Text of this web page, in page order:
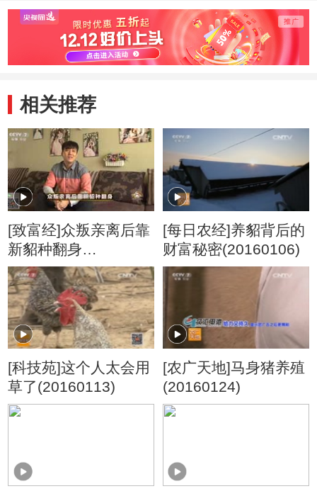
得
相关推荐
[致富经]众叛亲离后靠
新貂种翻身
20170414
[每日农经]养貂背后的
财富秘密(20160106)
[科技苑]这个人太会用
草了(20160113)
[农广天地]马身猪养殖
(20160124)